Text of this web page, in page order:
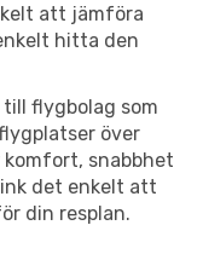
att jämföra
hitta den
flygbolag som
över
komfort, snabbhet
det enkelt att
din resplan.